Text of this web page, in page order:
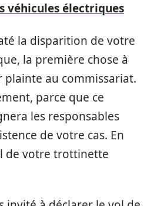
véhicules électriques
la disparition de votre
la première chose à
au commissariat.
parce que ce
les responsables
de votre cas. En
de votre trottinette